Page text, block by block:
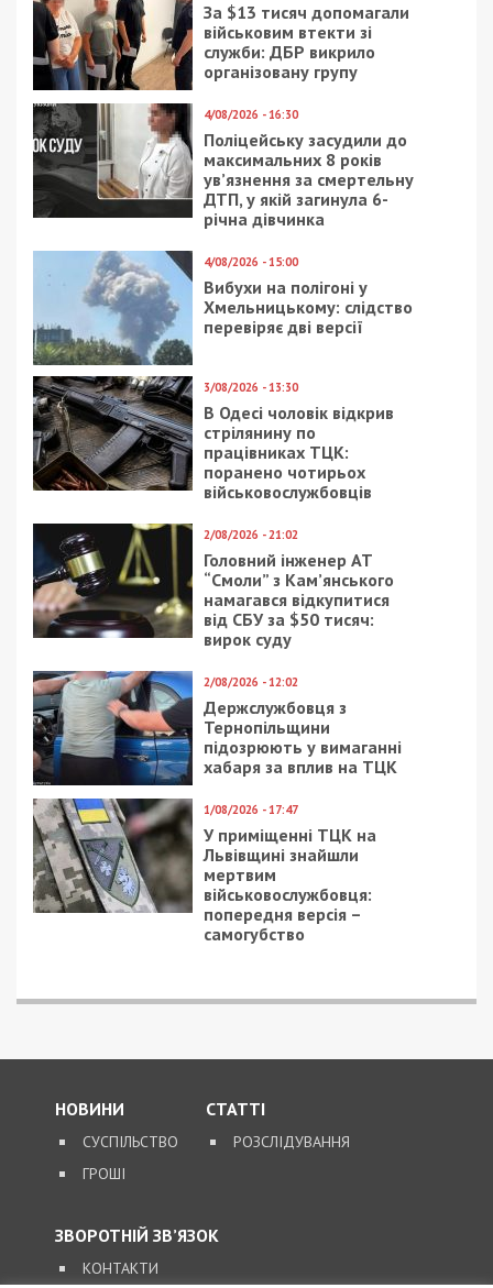
За $13 тисяч допомагали
військовим втекти зі
служби: ДБР викрило
організовану групу
4/08/2026 - 16:30
Поліцейську засудили до
максимальних 8 років
ув’язнення за смертельну
ДТП, у якій загинула 6-
річна дівчинка
4/08/2026 - 15:00
Вибухи на полігоні у
Хмельницькому: слідство
перевіряє дві версії
3/08/2026 - 13:30
В Одесі чоловік відкрив
стрілянину по
працівниках ТЦК:
поранено чотирьох
військовослужбовців
2/08/2026 - 21:02
Головний інженер АТ
“Смоли” з Кам’янського
намагався відкупитися
від СБУ за $50 тисяч:
вирок суду
2/08/2026 - 12:02
Держслужбовця з
Тернопільщини
підозрюють у вимаганні
хабаря за вплив на ТЦК
1/08/2026 - 17:47
У приміщенні ТЦК на
Львівщині знайшли
мертвим
військовослужбовця:
попередня версія –
самогубство
НОВИНИ
СУСПІЛЬСТВО
ГРОШІ
СТАТТІ
РОЗСЛІДУВАННЯ
ЗВОРОТНІЙ ЗВ’ЯЗОК
КОНТАКТИ